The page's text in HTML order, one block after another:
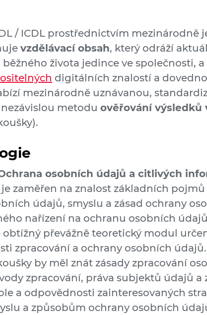
/ ICDL prostřednictvím mezinárodně
vzdělávací obsah, který odráží
života jedince ve společnosti,
digitálních znalostí a
mezinárodně uznávanou,
metodu ověřování výsledků
osobních údajů a citlivých
je zaměřen na znalost základních pojmů
údajů, smyslu a zásad ochrany
nařízení na ochranu osobních údajů
obtížný převážně teoretický modul
zpracování a ochrany osobních
by měl znát zásady zpracování
zpracování, práva subjektů údajů a
a odpovědnosti zainteresovaných
a způsobům ochrany osobních